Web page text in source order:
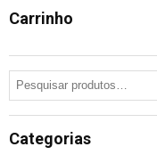
Carrinho
Categorias